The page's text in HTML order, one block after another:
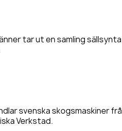
tar ut en samling
svenska skogsmaskiner
Verkstad.